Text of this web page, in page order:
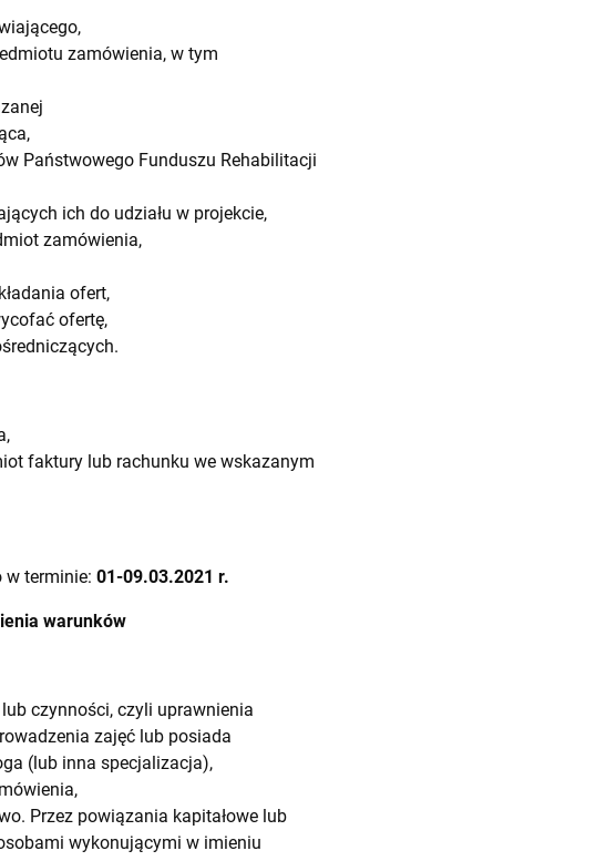
zamówienia, w tym
Państwowego Funduszu Rehabilitacji
ich do udziału w projekcie,
zamówienia,
ofert,
ofertę,
faktury lub rachunku we wskazanym
w terminie: 01-09.03.2021 r.
warunków
czynności, czyli uprawnienia
zajęć lub posiada
(lub inna specjalizacja),
Przez powiązania kapitałowe lub
wykonującymi w imieniu